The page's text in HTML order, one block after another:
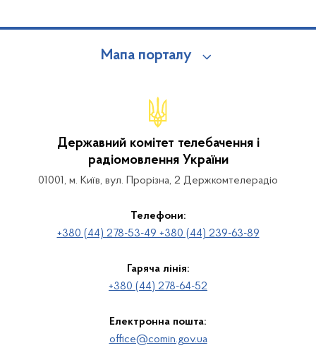
Мапа порталу
Державний комітет телебачення і
радіомовлення України
01001, м. Київ, вул. Прорізна, 2 Держкомтелерадіо
Телефони:
+380 (44) 278-53-49 +380 (44) 239-63-89
Гаряча лінія:
+380 (44) 278-64-52
Електронна пошта:
office@comin.gov.ua